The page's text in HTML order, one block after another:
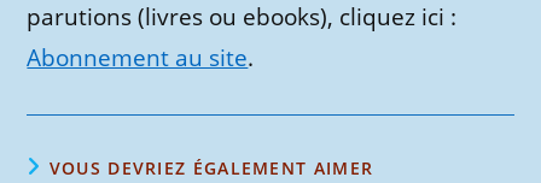
parutions (livres ou ebooks), cliquez ici :
Abonnement au site.
VOUS DEVRIEZ ÉGALEMENT AIMER